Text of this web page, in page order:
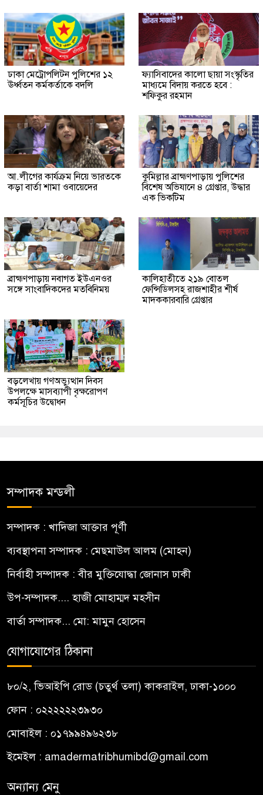
ঢাকা মেট্রোপলিটন পুলিশের ১২
ঊর্ধ্বতন কর্মকর্তাকে বদলি
ফ্যাসিবাদের কালো ছায়া সংস্কৃতির
মাধ্যমে বিদায় করতে হবে :
শফিকুর রহমান
আ.লীগের কার্যক্রম নিয়ে ভারতকে
কড়া বার্তা শামা ওবায়েদের
কুমিল্লার ব্রাহ্মণপাড়ায় পুলিশের
বিশেষ অভিযানে ৪ গ্রেপ্তার, উদ্ধার
এক ভিকটিম
ব্রাহ্মণপাড়ায় নবাগত ইউএনওর
সঙ্গে সাংবাদিকদের মতবিনিময়
কালিহাতীতে ২১৯ বোতল
ফেন্সিডিলসহ রাজশাহীর শীর্ষ
মাদককারবারি গ্রেপ্তার
বড়লেখায় গণঅভ্যুত্থান দিবস
উপলক্ষে মাসব্যাপী বৃক্ষরোপণ
কর্মসূচির উদ্বোধন
সম্পাদক মন্ডলী
সম্পাদক : খাদিজা আক্তার পূর্ণী
ব্যবস্থাপনা সম্পাদক : মেছমাউল আলম (মোহন)
নির্বাহী সম্পাদক : বীর মুক্তিযোদ্ধা জোনাস ঢাকী
উপ-সম্পাদক.... হাজী মোহাম্মদ মহসীন
বার্তা সম্পাদক... মো: মামুন হোসেন
যোগাযোগের ঠিকানা
৮০/২, ভিআইপি রোড (চতুর্থ তলা) কাকরাইল, ঢাকা-১০০০
ফোন : ০২২২২২২৩৯৩০
মোবাইল : ০১৭৯৯৪৯৬২৩৮
ইমেইল : amadermatribhumibd@gmail.com
অন্যান্য মেনু